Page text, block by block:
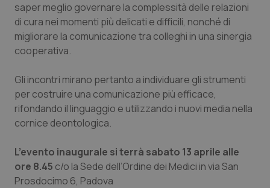
Lombardia
Marche
Molise
Piemonte
Provincia Autonoma di Bolzano
Provincia Autonoma di Trento
Dolore
Donna & Salute
Epatiti
HIV
Infezioni & Febbre
Ipertensione & Scompenso
saper meglio governare la complessità delle relazioni
di cura nei momenti più delicati e difficili, nonché di
migliorare la comunicazione tra colleghi in una sinergia
cooperativa.
Gli incontri mirano pertanto a individuare gli strumenti
per costruire una comunicazione più efficace,
rifondando il linguaggio e utilizzando i nuovi media nella
cornice deontologica.
L’evento inaugurale si terrà sabato 13 aprile alle
ore 8.45 c/o la Sede dell’Ordine dei Medici in via San
Prosdocimo 6, Padova